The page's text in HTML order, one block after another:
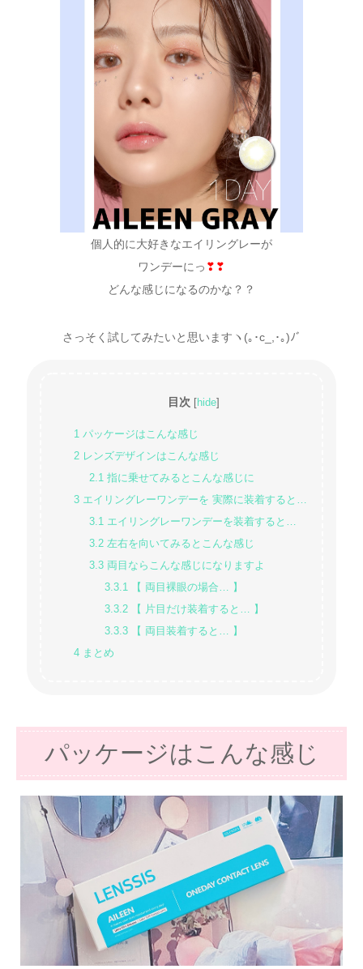
個人的に大好きなエイリングレーが
ワンデーにっ ❣❣
どんな感じになるのかな？？
さっそく試してみたいと思いますヽ(｡･c_,･｡)ﾉﾞ
目次 hide
1 パッケージはこんな感じ
2 レンズデザインはこんな感じ
2.1 指に乗せてみるとこんな感じに
3 エイリングレーワンデーを 実際に装着すると…
3.1 エイリングレーワンデーを装着すると…
3.2左右を向いてみるとこんな感じ
3.3両目ならこんな感じになりますよ
3.3.1
【 両目裸眼の場合… 】
3.3.2【 片目だけ装着すると… 】
3.3.3【 両目装着すると… 】
4 まとめ
パッケージはこんな感じ